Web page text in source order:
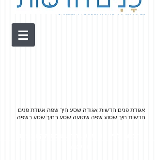
מבית האגודה הישראלית לשסע בחיך ובשפה ע"ר
אגודת פנים חדשות אגודה שסע חיך שפה אגודת פנים
חדשות חיך שסוע שפה שסועה שסע בחיך שסע בשפה